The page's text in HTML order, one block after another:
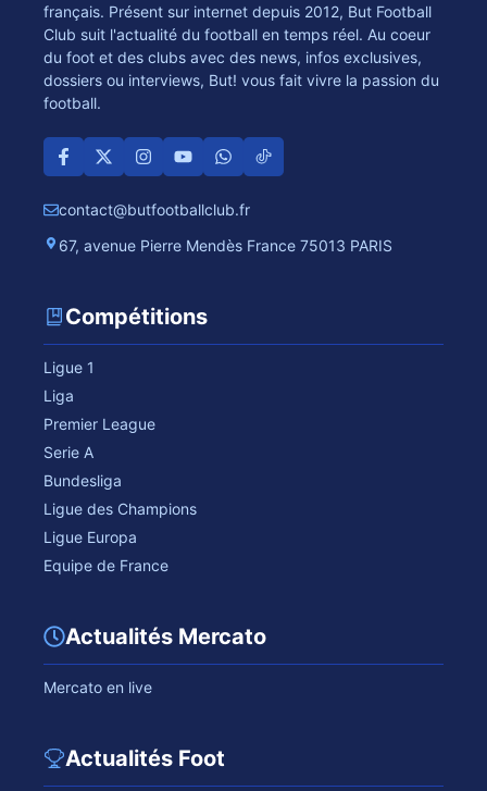
français. Présent sur internet depuis 2012, But Football
Club suit l'actualité du football en temps réel. Au coeur
du foot et des clubs avec des news, infos exclusives,
dossiers ou interviews, But! vous fait vivre la passion du
football.
contact@butfootballclub.fr
67, avenue Pierre Mendès France 75013 PARIS
Compétitions
Ligue 1
Liga
Premier League
Serie A
Bundesliga
Ligue des Champions
Ligue Europa
Equipe de France
Actualités Mercato
Mercato en live
Actualités Foot